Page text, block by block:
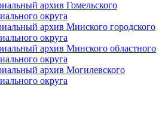
архив Гомельского
округа
архив Минского городского
округа
архив Минского областного
округа
архив Могилевского
округа